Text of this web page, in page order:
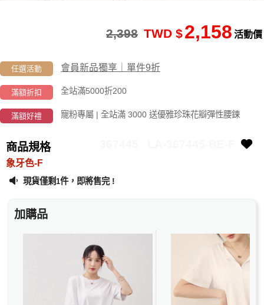
活動價
2,158
TWD $
2,398
任選活動 會員新品獨享｜單件9折
滿額折扣 全站滿5000折200
滿額好禮 寵粉專屬 | 全站滿 3000 送優雅珍珠花瓣彈性腰鍊
商品規格
象牙色-F
現貨僅剩1件，即將售完 !
加購品